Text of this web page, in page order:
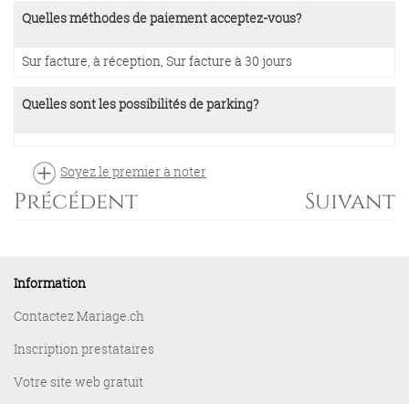
Quelles méthodes de paiement acceptez-vous?
Sur facture, à réception, Sur facture à 30 jours
Quelles sont les possibilités de parking?
Soyez le premier à noter
Précédent Suivant
Information
Contactez Mariage.ch
Inscription prestataires
Votre site web gratuit